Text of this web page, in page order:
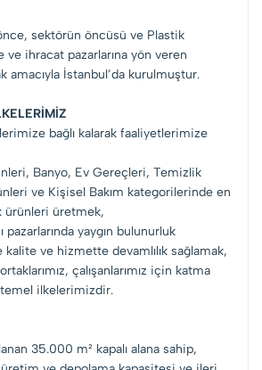
önce, sektörün öncüsü ve Plastik
ve ihracat pazarlarına yön veren
amacıyla İstanbul’da kurulmuştur.
bağlı kalarak faaliyetlerimize
Banyo, Ev Gereçleri, Temizlik
ve Kişisel Bakım kategorilerinde en
ürünleri üretmek,
pazarlarında yaygın bulunurluk
ve hizmette devamlılık sağlamak,
çalışanlarımız için katma
ilkelerimizdir.
35.000 m² kapalı alana sahip,